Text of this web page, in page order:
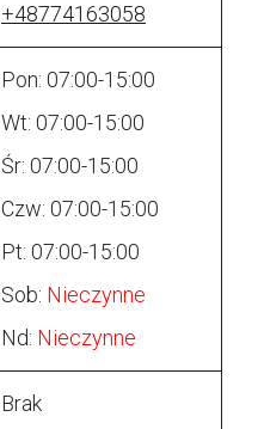
+48774163058
Pon: 07:00-15:00
Wt: 07:00-15:00
Śr: 07:00-15:00
Czw: 07:00-15:00
Pt: 07:00-15:00
Sob: Nieczynne
Nd: Nieczynne
Brak